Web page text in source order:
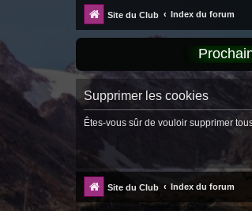
Site du Club Index du forum
Supprimer les cookies
Êtes-vous sûr de vouloir supprimer
Site du Club Index du forum